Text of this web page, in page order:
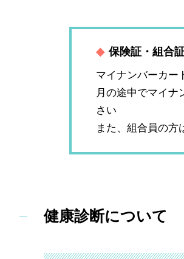
◆ 保険証・組合
マイナンバーカー
月の途中でマイナ
さい
また、組合員の方
健康診断について